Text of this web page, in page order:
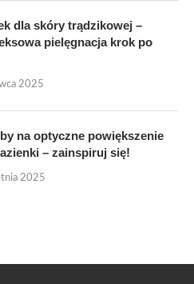
dla skóry trądzikowej –
pielęgnacja krok po
2025
na optyczne powiększenie
– zainspiruj się!
2025